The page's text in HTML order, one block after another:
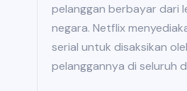
pelanggan berbayar dari
negara. Netflix
serial untuk disaksikan
pelanggannya di seluruh